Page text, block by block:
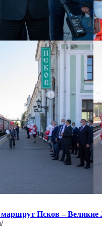
Псков – Великие